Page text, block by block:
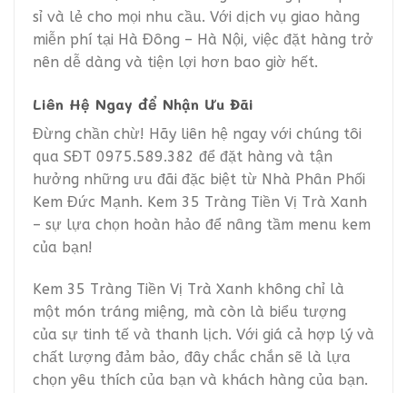
sỉ và lẻ cho mọi nhu cầu. Với dịch vụ giao hàng
miễn phí tại Hà Đông – Hà Nội, việc đặt hàng trở
nên dễ dàng và tiện lợi hơn bao giờ hết.
Liên Hệ Ngay để Nhận Ưu Đãi
Đừng chần chừ! Hãy liên hệ ngay với chúng tôi
qua SĐT 0975.589.382 để đặt hàng và tận
hưởng những ưu đãi đặc biệt từ Nhà Phân Phối
Kem Đức Mạnh. Kem 35 Tràng Tiền Vị Trà Xanh
– sự lựa chọn hoàn hảo để nâng tầm menu kem
của bạn!
Kem 35 Tràng Tiền Vị Trà Xanh không chỉ là
một món tráng miệng, mà còn là biểu tượng
của sự tinh tế và thanh lịch. Với giá cả hợp lý và
chất lượng đảm bảo, đây chắc chắn sẽ là lựa
chọn yêu thích của bạn và khách hàng của bạn.